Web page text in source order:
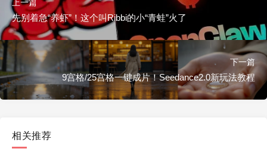
上一篇
先别着急“养虾”！这个叫Ribbi的小“青蛙”火了
下一篇
9宫格/25宫格一键成片！Seedance2.0新玩法教程
相关推荐